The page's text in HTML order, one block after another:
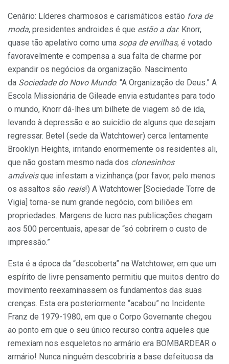
Cenário: Líderes charmosos e carismáticos estão fora de
moda, presidentes androides é que estão a dar. Knorr,
quase tão apelativo como uma sopa de ervilhas, é votado
favoravelmente e compensa a sua falta de charme por
expandir os negócios da organização. Nascimento
da Sociedade do Novo Mundo: “A Organização de Deus.” A
Escola Missionária de Gileade envia estudantes para todo
o mundo, Knorr dá-lhes um bilhete de viagem só de ida,
levando à depressão e ao suicídio de alguns que desejam
regressar. Betel (sede da Watchtower) cerca lentamente
Brooklyn Heights, irritando enormemente os residentes ali,
que não gostam mesmo nada dos clonesinhos
amáveisque infestam a vizinhança (por favor, pelo menos
os assaltos são reais!) A Watchtower [Sociedade Torre de
Vigia] torna-se num grande negócio, com biliões em
propriedades. Margens de lucro nas publicações chegam
aos 500 percentuais, apesar de “só cobrirem o custo de
impressão.”
Esta é a época da “descoberta” na Watchtower, em que um
espírito de livre pensamento permitiu que muitos dentro do
movimento reexaminassem os fundamentos das suas
crenças. Esta era posteriormente “acabou” no Incidente
Franz de 1979-1980, em que o Corpo Governante chegou
ao ponto em que o seu único recurso contra aqueles que
remexiam nos esqueletos no armário era BOMBARDEAR o
armário! Nunca ninguém descobriria a base defeituosa da